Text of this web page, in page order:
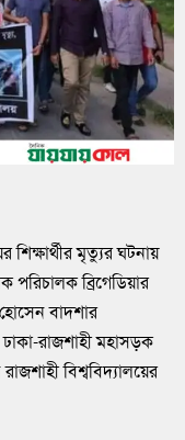
শিক্ষার্থীর মৃত্যুর ঘটনায়
পরিচালক ব্রিগেডিয়ার
বাদশার
রাজশাহী মহাসড়ক
বিশ্ববিদ্যালয়ের